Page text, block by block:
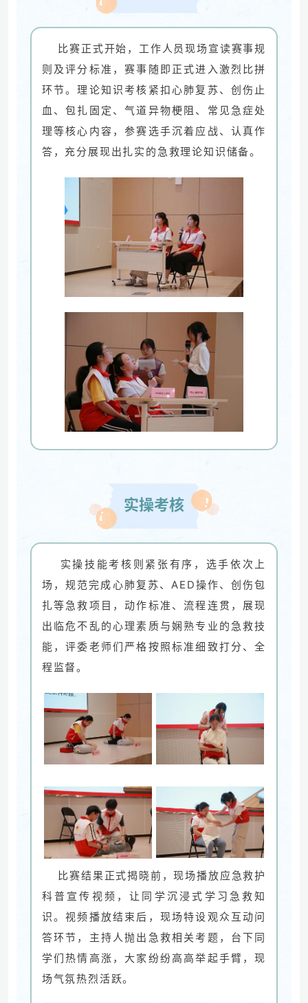
比赛正式开始，工作人员现场宣读赛事规
则及评分标准，赛事随即正式进入激烈比拼
环节。理论知识考核紧扣心肺复苏、创伤止
血、包扎固定、气道异物梗阻、常见急症处
理等核心内容，参赛选手沉着应战、认真作
答，充分展现出扎实的急救理论知识储备。
实操考核
实操技能考核则紧张有序，选手依次上
场，规范完成心肺复苏、AED操作、创伤包
扎等急救项目，动作标准、流程连贯，展现
出临危不乱的心理素质与娴熟专业的急救技
能，评委老师们严格按照标准细致打分、全
程监督。
比赛结果正式揭晓前，现场播放应急救护
科普宣传视频，让同学沉浸式学习急救知
识。视频播放结束后，现场特设观众互动问
答环节，主持人抛出急救相关考题，台下同
学们热情高涨，大家纷纷高高举起手臂，现
场气氛热烈活跃。